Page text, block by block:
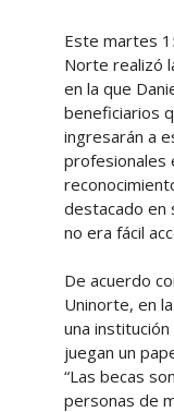
Este martes
Norte realizó
en la que
beneficiarios
ingresarán a
profesionales
destacado en
no era fácil
De acuerdo
Uninorte, en
una
juegan un
“Las becas
personas de